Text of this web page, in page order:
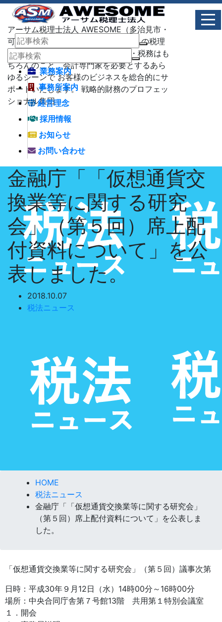
アーサム税理士法人 AWESOME（多治見市・
可児市・瑞浪市・土岐市） -地域No1 の税理
士法人 アーサム税理士法人 – 会計・税務はも
ちろんのこと、会計専門家を必要とするあら
ゆるシーンで お客様のビジネスを総合的にサ
ポートいたします。 戦略的財務のプロフェッ
ショナル集団
業務案内
事務所案内
経営理念
採用情報
お知らせ
お問い合わせ
金融庁「「仮想通貨交
換業等に関する研究
会」（第５回）席上配
付資料について」を公
表しました。
2018.10.07
税法ニュース
HOME
税法ニュース
金融庁「「仮想通貨交換業等に関する研究会」
（第５回）席上配付資料について」を公表しま
した。
「仮想通貨交換業等に関する研究会」（第５回）議事次第
日時：平成30年９月12日（水）14時00分～16時00分
場所：中央合同庁舎第７号館13階 共用第１特別会議室
１．開会